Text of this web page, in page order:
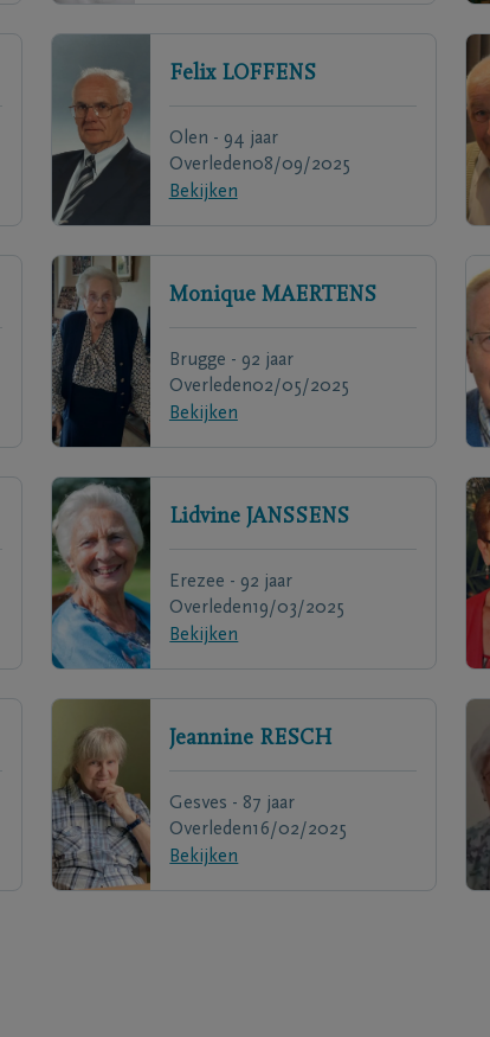
Felix LOFFENS
Olen - 94 jaar
Overleden08/09/2025
Bekijken
Monique MAERTENS
Brugge - 92 jaar
Overleden02/05/2025
Bekijken
Lidvine JANSSENS
Erezee - 92 jaar
Overleden19/03/2025
Bekijken
Jeannine RESCH
Gesves - 87 jaar
Overleden16/02/2025
Bekijken